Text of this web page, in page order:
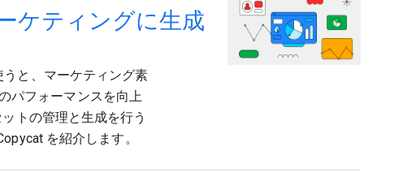
ケティングに生成
と、マーケティング素
パフォーマンスを向上
トの管理と生成を行う
を紹介します。